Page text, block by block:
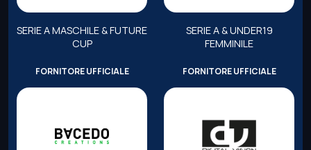
SERIE A MASCHILE & FUTURE
CUP
SERIE A & UNDER19
FEMMINILE
FORNITORE UFFICIALE FORNITORE UFFICIALE